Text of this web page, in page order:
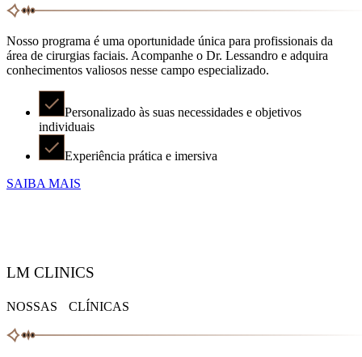
Nosso programa é uma oportunidade única para profissionais da
área de cirurgias faciais. Acompanhe o Dr. Lessandro e adquira
conhecimentos valiosos nesse campo especializado.
Personalizado às suas necessidades e objetivos
individuais
Experiência prática e imersiva
SAIBA MAIS
LM CLINICS
NOSSAS CLÍNICAS